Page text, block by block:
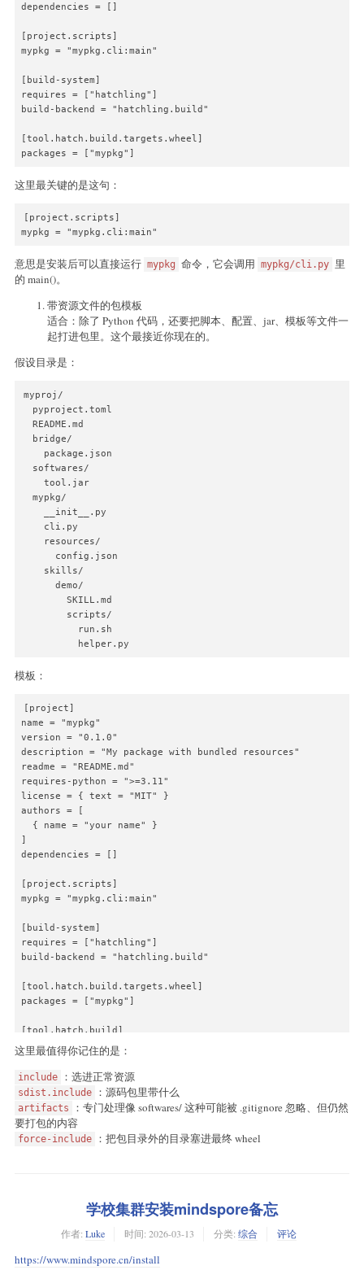
dependencies = []
[project.scripts]
mypkg = "mypkg.cli:main"
[build-system]
requires = ["hatchling"]
build-backend = "hatchling.build"
[tool.hatch.build.targets.wheel]
packages = ["mypkg"]
这里最关键的是这句：
[project.scripts]
mypkg = "mypkg.cli:main"
意思是安装后可以直接运行 mypkg 命令，它会调用 mypkg/cli.py 里
的 main()。
带资源文件的包模板
适合：除了 Python 代码，还要把脚本、配置、jar、模板等文件一
起打进包里。这个最接近你现在的。
假设目录是：
myproj/
  pyproject.toml
  README.md
  bridge/
    package.json
  softwares/
    tool.jar
  mypkg/
    __init__.py
    cli.py
    resources/
      config.json
    skills/
      demo/
        SKILL.md
        scripts/
          run.sh
          helper.py
模板：
[project]
name = "mypkg"
version = "0.1.0"
description = "My package with bundled resources"
readme = "README.md"
requires-python = ">=3.11"
license = { text = "MIT" }
authors = [
  { name = "your name" }
]
dependencies = []
[project.scripts]
mypkg = "mypkg.cli:main"
[build-system]
requires = ["hatchling"]
build-backend = "hatchling.build"
[tool.hatch.build.targets.wheel]
packages = ["mypkg"]
[tool.hatch.build]
include = [
  "mypkg/**/*.py",
  "mypkg/**/*.md",
  "mypkg/**/*.sh",
  "mypkg/**/*.json",
]
[tool.hatch.build.targets.sdist]
  "README.md",
  "softwares/**",
这里最值得你记住的是：
include ：选进正常资源
sdist.include ：源码包里带什么
artifacts
：专门处理像 softwares/ 这种可能被 .gitignore 忽略、但仍然
要打包的内容
force-include ：把包目录外的目录塞进最终 wheel
学校集群安装mindspore备忘
作者: Luke 时间: 2026-03-13 分类: 综合 评论
https://www.mindspore.cn/install